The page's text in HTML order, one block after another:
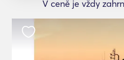
V ceně je vždy